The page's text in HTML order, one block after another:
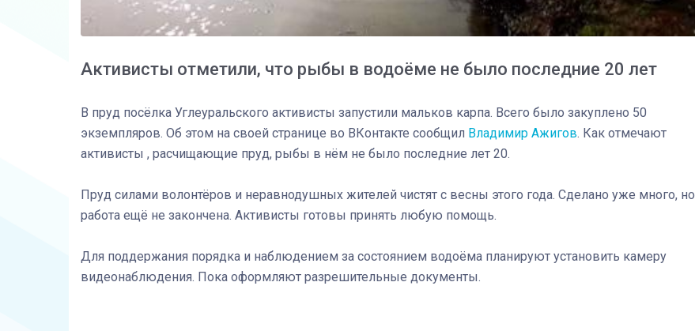
Активисты отметили, что рыбы в водоёме не было последние 20 лет
В пруд посёлка Углеуральского активисты запустили мальков карпа. Всего было закуплено 50
экземпляров. Об этом на своей странице во ВКонтакте сообщил Владимир Ажигов. Как отмечают
активисты , расчищающие пруд, рыбы в нём не было последние лет 20.
Пруд силами волонтёров и неравнодушных жителей чистят с весны этого года. Сделано уже много, но
работа ещё не закончена. Активисты готовы принять любую помощь.
Для поддержания порядка и наблюдением за состоянием водоёма планируют установить камеру
видеонаблюдения. Пока оформляют разрешительные документы.